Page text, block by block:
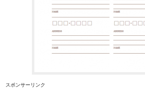
スポンサーリンク